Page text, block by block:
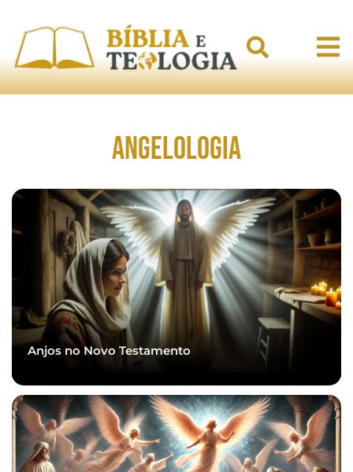
Angelologia
Anjos no Novo Testamento